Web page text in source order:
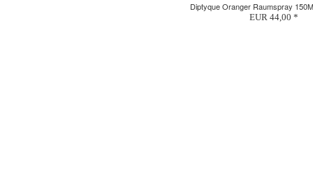
Diptyque Oranger Raumspray
EUR 44,00 *